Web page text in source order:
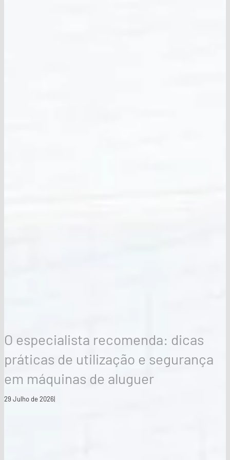
O especialista recomenda: dicas
práticas de utilização e segurança
em máquinas de aluguer
29 Julho de 2026|